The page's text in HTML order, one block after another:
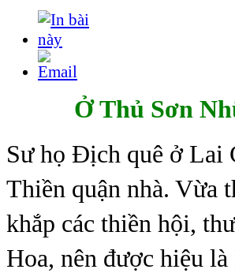
ỞThủ Sơn
Sư họ Địch quê ở Lai
Thiền quận nhà. Vừa
khắp các thiền hội,
Hoa, nên được hiệu